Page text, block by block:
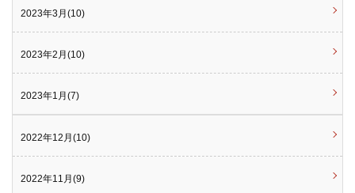
2023年3月(10)
2023年2月(10)
2023年1月(7)
2022年12月(10)
2022年11月(9)